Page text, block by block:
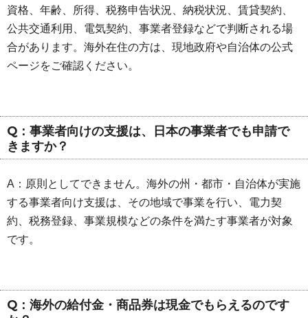
資格、年齢、所得、税務申告状況、納税状況、賃貸契約、
公共交通利用、電気契約、事業者登録などで判断される場
合があります。海外在住の方は、現地政府や自治体の公式
ページをご確認ください。
Q：事業者向けの支援は、日本の事業者でも申請で
きますか？
A：原則としてできません。海外の州・都市・自治体が実施
する事業者向け支援は、その地域で事業を行い、電力契
約、税務登録、事業規模などの条件を満たす事業者が対象
です。
Q：海外の給付金・商品券は現金でもらえるのです